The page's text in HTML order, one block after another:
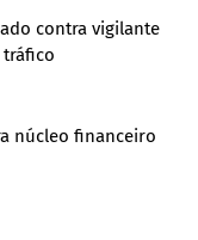
contra vigilante
núcleo financeiro